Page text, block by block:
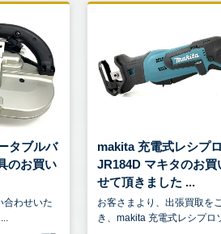
タブルバ
のお買い
合わせいた
makita 充電式レシプ
JR184D マキタのお買
せて頂きました ...
お客さまより、出張買取を
き、makita 充電式レシプロ